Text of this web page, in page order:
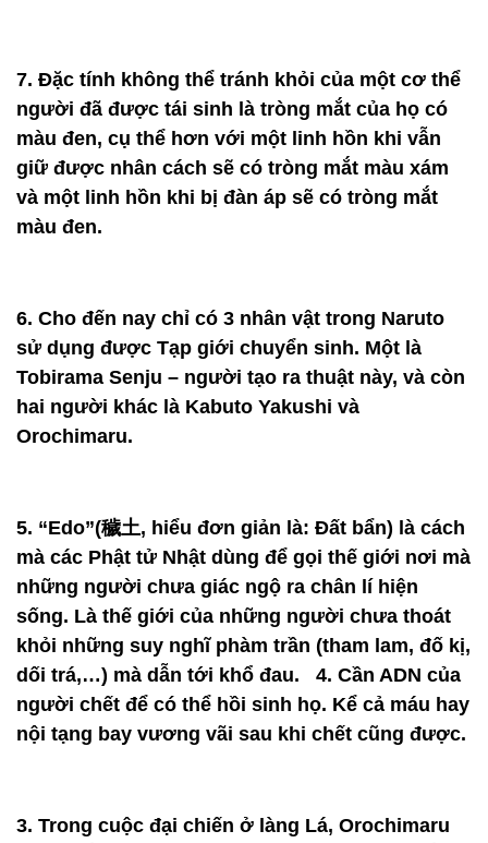
7. Đặc tính không thể tránh khỏi của một cơ thể
người đã được tái sinh là tròng mắt của họ có
màu đen, cụ thể hơn với một linh hồn khi vẫn
giữ được nhân cách sẽ có tròng mắt màu xám
và một linh hồn khi bị đàn áp sẽ có tròng mắt
màu đen.
6. Cho đến nay chỉ có 3 nhân vật trong Naruto
sử dụng được Tạp giới chuyển sinh. Một là
Tobirama Senju – người tạo ra thuật này, và còn
hai người khác là Kabuto Yakushi và
Orochimaru.
5. “Edo”(穢土, hiểu đơn giản là: Đất bẩn) là cách
mà các Phật tử Nhật dùng để gọi thế giới nơi mà
những người chưa giác ngộ ra chân lí hiện
sống. Là thế giới của những người chưa thoát
khỏi những suy nghĩ phàm trần (tham lam, đố kị,
dối trá,…) mà dẫn tới khổ đau. 4. Cần ADN của
người chết để có thể hồi sinh họ. Kể cả máu hay
nội tạng bay vương vãi sau khi chết cũng được.
3. Trong cuộc đại chiến ở làng Lá, Orochimaru